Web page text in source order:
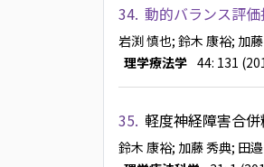
34. 動的バランス評
岩渕 慎也; 鈴木 康裕; 加
理学療法学 44: 131
35. 軽度神経障害合
鈴木 康裕; 加藤 秀典; 田